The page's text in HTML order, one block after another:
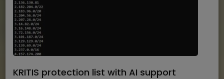
KRITIS protection list with AI support